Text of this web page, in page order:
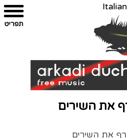
את השירים
את השירים
תפריט